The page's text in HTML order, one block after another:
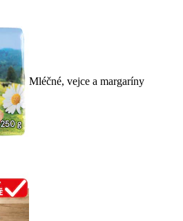
Mléčné, vejce a margaríny